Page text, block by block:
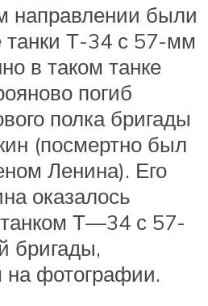
направлении были
танки Т-34 с 57-мм
в таком танке
погиб
полка бригады
(посмертно был
Ленина). Его
оказалось
Т—34 с 57-
бригады,
на фотографии.